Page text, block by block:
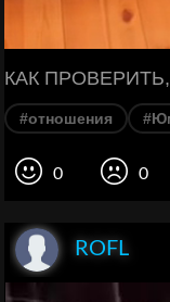
КАК
#отношения
0 0
ROFL